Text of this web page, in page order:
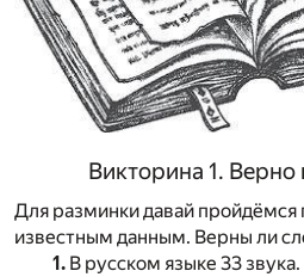
Викторина 1. Верно
Для разминки давай пройдёмся
известным данным. Верны ли
1. В русском языке 33 звука.